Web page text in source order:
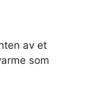
av et
som